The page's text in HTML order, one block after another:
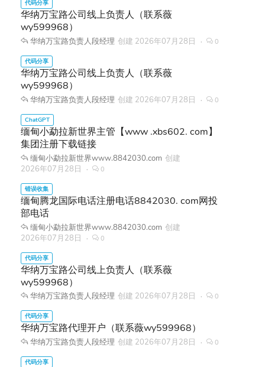
华纳万宝路公司线上负责人（联系薇
wy599968）
华纳万宝路负责人段经理 创建 2026年07月28日 0
华纳万宝路公司线上负责人（联系薇
wy599968）
华纳万宝路负责人段经理 创建 2026年07月28日 0
缅甸小勐拉新世界主管【www .xbs602. com】
集团注册下载链接
缅甸小勐拉新世界www.8842030.com 创建
2026年07月28日
0
缅甸腾龙国际电话注册电话8842030. com网投
部电话
缅甸小勐拉新世界www.8842030.com 创建
2026年07月28日
0
华纳万宝路公司线上负责人（联系薇
wy599968）
华纳万宝路负责人段经理 创建 2026年07月28日 0
华纳万宝路代理开户（联系薇wy599968）
华纳万宝路负责人段经理 创建 2026年07月28日 0